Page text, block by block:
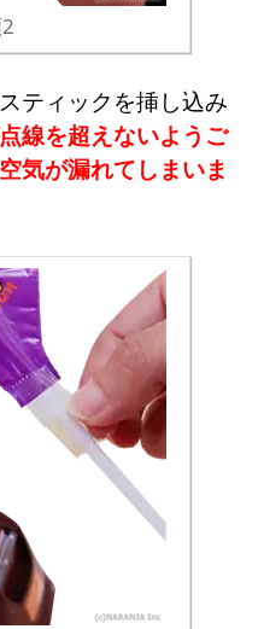
ティックを挿し込み
線を超えないようご
気が漏れてしまいま